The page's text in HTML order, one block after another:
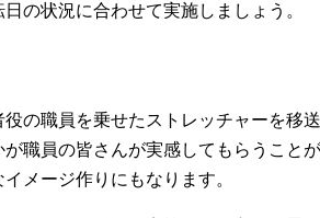
の状況に合わせて実施しましょう。
の職員を乗せたストレッチャーを移
職員の皆さんが実感してもらうこと
メージ作りにもなります。